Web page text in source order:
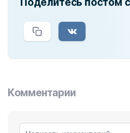
Комментарии